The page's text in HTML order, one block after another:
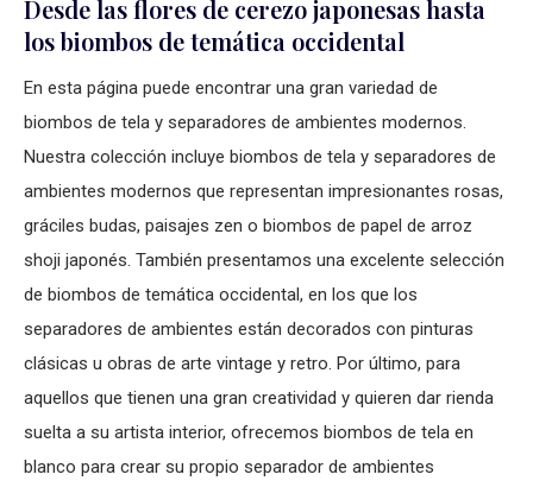
Desde las flores de cerezo japonesas hasta
los biombos de temática occidental
En esta página puede encontrar una gran variedad de
biombos de tela y separadores de ambientes modernos.
Nuestra colección incluye biombos de tela y separadores de
ambientes modernos que representan impresionantes rosas,
gráciles budas, paisajes zen o biombos de papel de arroz
shoji japonés. También presentamos una excelente selección
de biombos de temática occidental, en los que los
separadores de ambientes están decorados con pinturas
clásicas u obras de arte vintage y retro. Por último, para
aquellos que tienen una gran creatividad y quieren dar rienda
suelta a su artista interior, ofrecemos biombos de tela en
blanco para crear su propio separador de ambientes